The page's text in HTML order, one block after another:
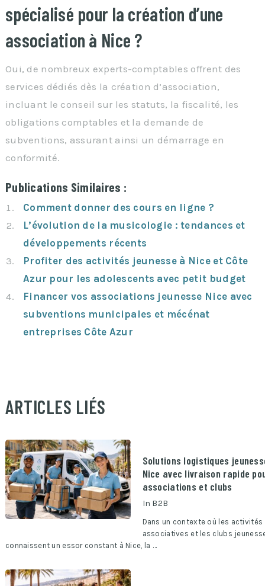
spécialisé pour la création d’une
association à Nice ?
Oui, de nombreux experts-comptables offrent des
services dédiés dès la création d’association,
incluant le conseil sur les statuts, la fiscalité, les
obligations comptables et la demande de
subventions, assurant ainsi un démarrage en
conformité.
Publications Similaires :
Comment donner des cours en ligne ?
L’évolution de la musicologie : tendances et
développements récents
Profiter des activités jeunesse à Nice et Côte
Azur pour les adolescents avec petit budget
Financer vos associations jeunesse Nice avec
subventions municipales et mécénat
entreprises Côte Azur
ARTICLES LIÉS
Solutions logistiques
Nice avec livraison rapide
associations et clubs
In B2B
Dans un contexte où les activités
associatives et les clubs
connaissent un essor constant à Nice, la …